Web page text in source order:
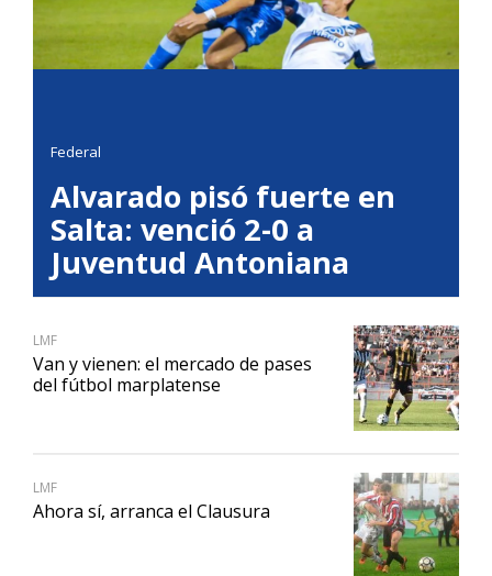
Federal
Alvarado pisó fuerte en
Salta: venció 2-0 a
Juventud Antoniana
LMF
Van y vienen: el mercado de pases
del fútbol marplatense
LMF
Ahora sí, arranca el Clausura